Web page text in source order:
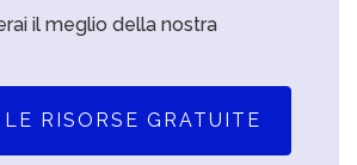
il meglio della nostra
RISORSE GRATUITE